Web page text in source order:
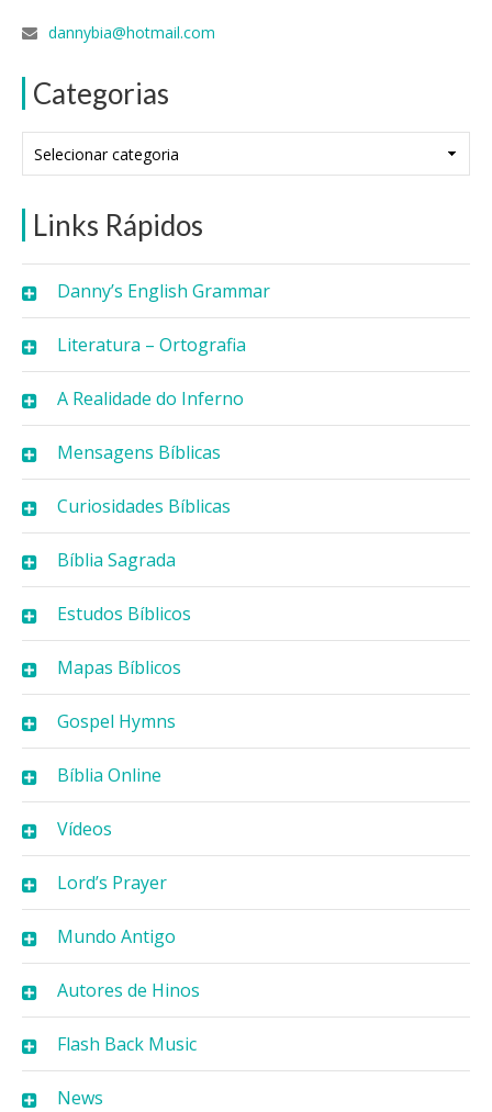
dannybia@hotmail.com
Categorias
Links Rápidos
Danny’s English Grammar
Literatura – Ortografia
A Realidade do Inferno
Mensagens Bíblicas
Curiosidades Bíblicas
Bíblia Sagrada
Estudos Bíblicos
Mapas Bíblicos
Gospel Hymns
Bíblia Online
Vídeos
Lord’s Prayer
Mundo Antigo
Autores de Hinos
Flash Back Music
News